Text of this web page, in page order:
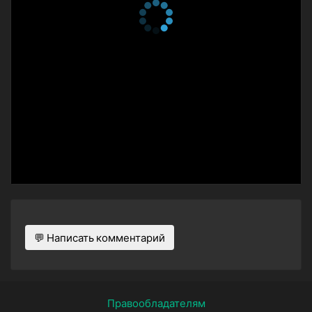
💬 Написать комментарий
Правообладателям